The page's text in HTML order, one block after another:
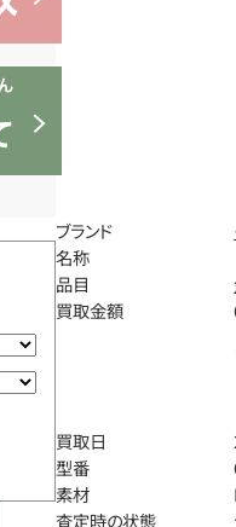
ブランド
名称
品目
買取金額
買取日
型番
素材
査定時の状態